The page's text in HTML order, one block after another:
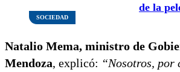
SOCIEDAD
de la
Natalio Mema, ministro de
Mendoza, explicó: “Nosotros,